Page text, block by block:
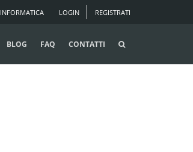
LOGIN REGISTRATI
INFORMATICA
BLOG FAQ CONTATTI